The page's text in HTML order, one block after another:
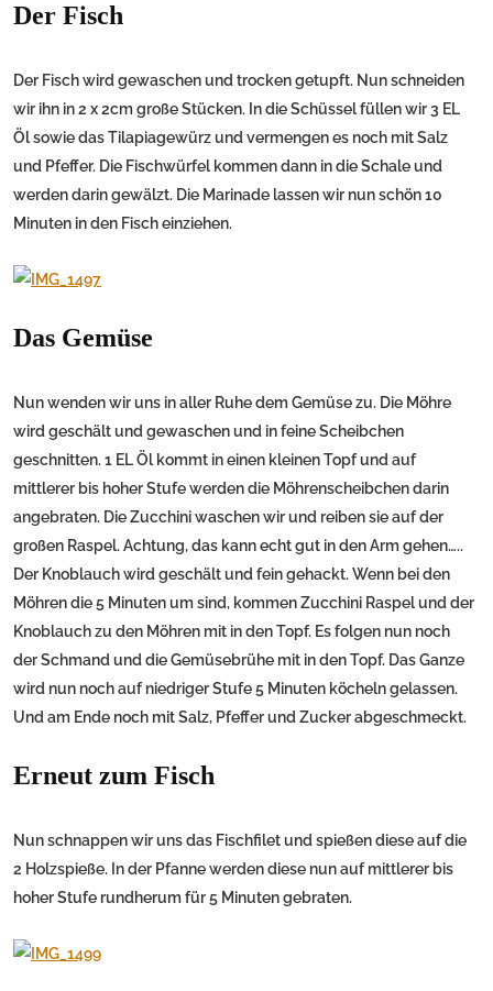
Der Fisch
Der Fisch wird gewaschen und trocken getupft. Nun schneiden
wir ihn in 2 x 2cm große Stücken. In die Schüssel füllen wir 3 EL
Öl sowie das Tilapiagewürz und vermengen es noch mit Salz
und Pfeffer. Die Fischwürfel kommen dann in die Schale und
werden darin gewälzt. Die Marinade lassen wir nun schön 10
Minuten in den Fisch einziehen.
Das Gemüse
Nun wenden wir uns in aller Ruhe dem Gemüse zu. Die Möhre
wird geschält und gewaschen und in feine Scheibchen
geschnitten. 1 EL Öl kommt in einen kleinen Topf und auf
mittlerer bis hoher Stufe werden die Möhrenscheibchen darin
angebraten. Die Zucchini waschen wir und reiben sie auf der
großen Raspel. Achtung, das kann echt gut in den Arm gehen…..
Der Knoblauch wird geschält und fein gehackt. Wenn bei den
Möhren die 5 Minuten um sind, kommen Zucchini Raspel und der
Knoblauch zu den Möhren mit in den Topf. Es folgen nun noch
der Schmand und die Gemüsebrühe mit in den Topf. Das Ganze
wird nun noch auf niedriger Stufe 5 Minuten köcheln gelassen.
Und am Ende noch mit Salz, Pfeffer und Zucker abgeschmeckt.
Erneut zum Fisch
Nun schnappen wir uns das Fischfilet und spießen diese auf die
2 Holzspieße. In der Pfanne werden diese nun auf mittlerer bis
hoher Stufe rundherum für 5 Minuten gebraten.